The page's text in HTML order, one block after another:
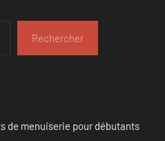
Rechercher
de menuiserie pour débutants